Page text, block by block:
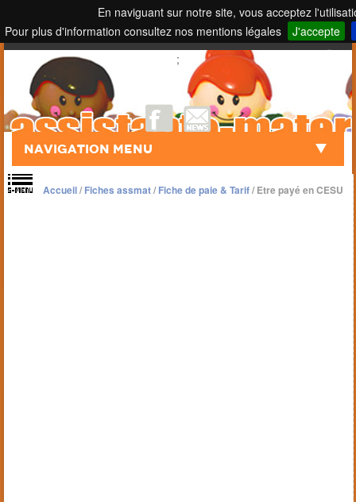
En naviguant sur notre site, vous acceptez
Pour plus d'information consultez nos mentions légales
J'accepte
Touch to Search
;
Navigation Menu
Accueil/Fiches assmat/Fiche de paie & Tarif/Etre payé en CESU